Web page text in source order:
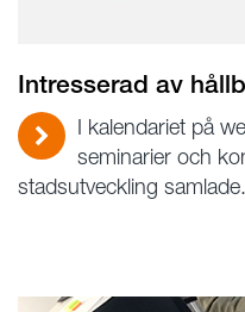
Intresserad av
I kalendariet på
seminarier och
stadsutveckling samlade.